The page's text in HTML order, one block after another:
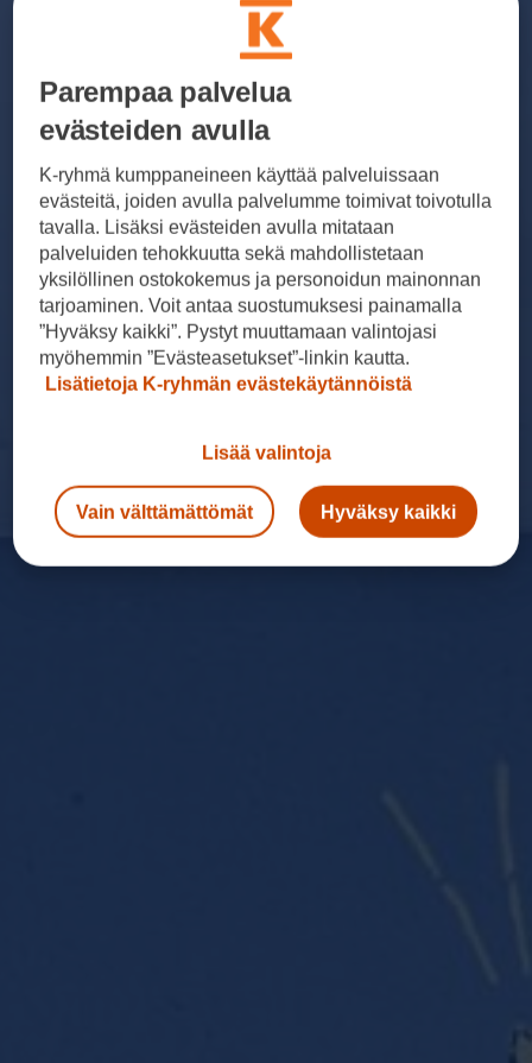
Parempaa palvelua
evästeiden avulla
K-ryhmä kumppaneineen käyttää palveluissaan
evästeitä, joiden avulla palvelumme toimivat toivotulla
tavalla. Lisäksi evästeiden avulla mitataan
palveluiden tehokkuutta sekä mahdollistetaan
yksilöllinen ostokokemus ja personoidun mainonnan
tarjoaminen. Voit antaa suostumuksesi painamalla
”Hyväksy kaikki”. Pystyt muuttamaan valintojasi
myöhemmin ”Evästeasetukset”-linkin kautta.
Lisätietoja K-ryhmän evästekäytännöistä
Lisää valintoja
Vain välttämättömät Hyväksy kaikki